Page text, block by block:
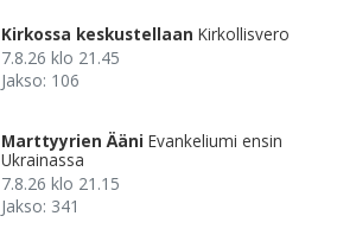
Kirkossa keskustellaan Kirkollisvero
7.8.26 klo 21.45
Jakso: 106
Marttyyrien Ääni Evankeliumi ensin
Ukrainassa
7.8.26 klo 21.15
Jakso: 341